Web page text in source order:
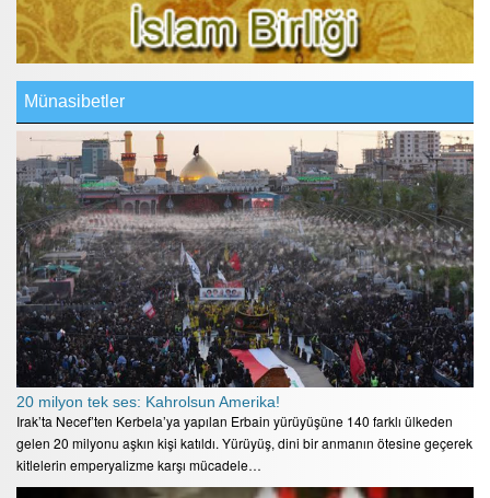
Münasibetler
20 milyon tek ses: Kahrolsun Amerika!
Irak’ta Necef’ten Kerbela’ya yapılan Erbain yürüyüşüne 140 farklı ülkeden
gelen 20 milyonu aşkın kişi katıldı. Yürüyüş, dini bir anmanın ötesine geçerek
kitlelerin emperyalizme karşı mücadele…